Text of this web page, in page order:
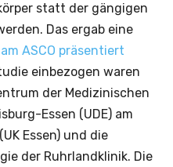
statt der gängigen
Das ergab eine
am ASCO präsentiert
einbezogen waren
der Medizinischen
Essen (UDE) am
Essen) und die
der Ruhrlandklinik. Die